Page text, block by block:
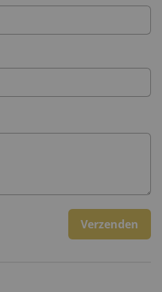
Verzenden